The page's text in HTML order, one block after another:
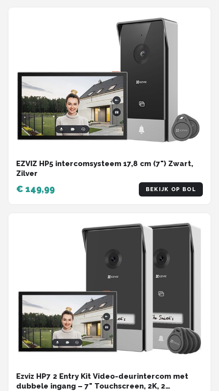
EZVIZ HP5 intercomsysteem 17,8 cm (7") Zwart,
Zilver
€ 149,99 BEKIJK OP BOL
Ezviz HP7 2 Entry Kit Video-deurintercom met
dubbele ingang – 7" Touchscreen, 2K, 2